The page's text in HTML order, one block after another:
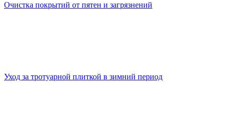
Очистка покрытий от пятен и загрязнений
Уход за тротуарной плиткой в зимний период